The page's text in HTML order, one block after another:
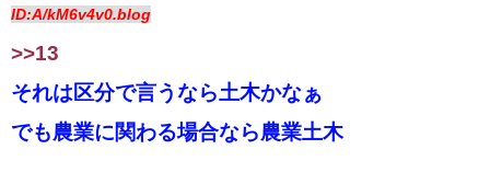
ID:A/kM6v4v0.blog
>>13
それは区分で言うなら土木かなぁ
でも農業に関わる場合なら農業土木